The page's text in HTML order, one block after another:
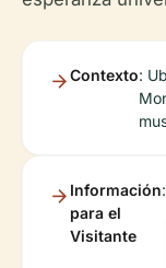
Contexto:
Información
para el
Visitante
: